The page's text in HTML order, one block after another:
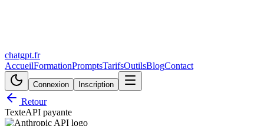
chatgpt.fr
AccueilFormationPromptsTarifsOutilsBlogContact
Connexion Inscription
Retour
TexteAPI payante